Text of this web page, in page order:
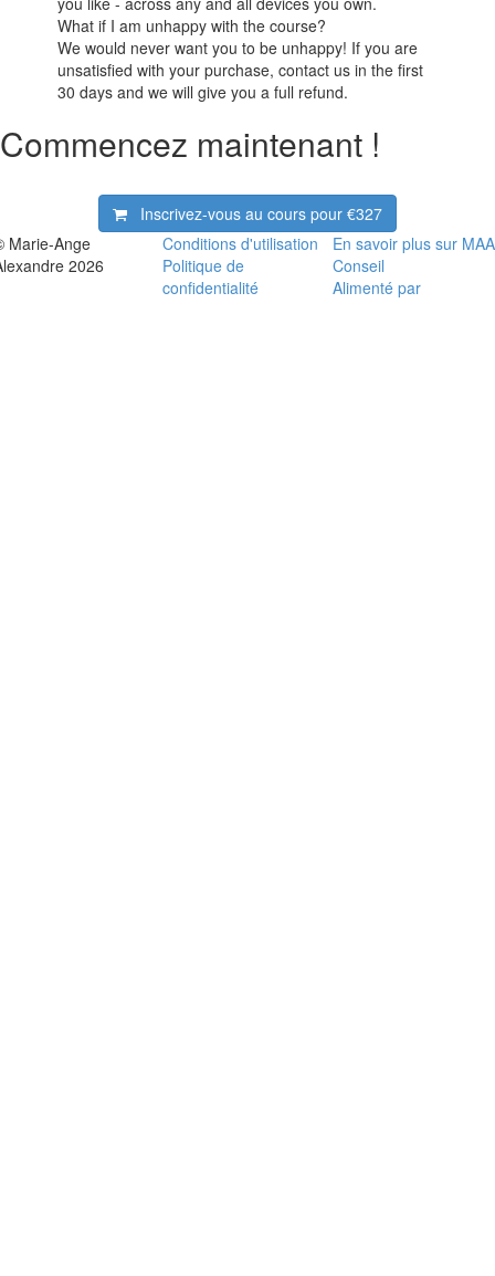
What if I am unhappy with the course?
We would never want you to be unhappy! If you are
unsatisfied with your purchase, contact us in the first
30 days and we will give you a full refund.
Commencez maintenant !
Inscrivez-vous au cours pour €327
Marie-Ange
2026
Conditions d'utilisation
Politique de
confidentialité
En savoir plus sur MAA
Conseil
Alimenté par